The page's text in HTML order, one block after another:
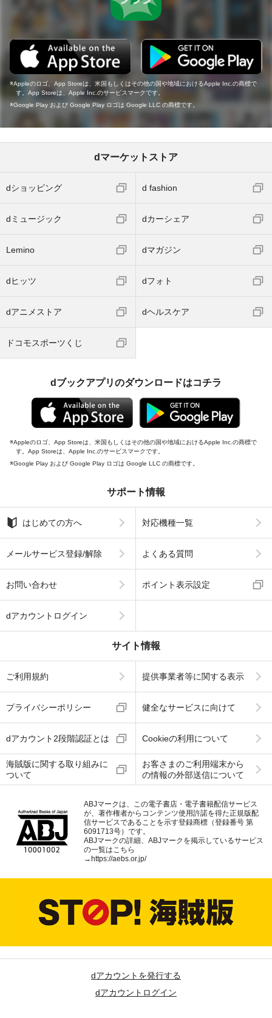
Appleのロゴ、App Storeは、米国もしくはその他の国や地域におけるApple Inc.の商標で
す。App Storeは、Apple Inc.のサービスマークです。
Google Play および Google Play ロゴは Google LLC の商標です。
dマーケットストア
dショッピング d fashion
dミュージック dカーシェア
Lemino dマガジン
dヒッツ dフォト
dアニメストア dヘルスケア
ドコモスポーツくじ
dブックアプリのダウンロードはコチラ
Appleのロゴ、App Storeは、米国もしくはその他の国や地域におけるApple Inc.の商標で
す。App Storeは、Apple Inc.のサービスマークです。
Google Play および Google Play ロゴは Google LLC の商標です。
サポート情報
はじめての方へ 対応機種一覧
メールサービス登録/解除 よくある質問
お問い合わせ ポイント表示設定
dアカウントログイン
サイト情報
ご利用規約 提供事業者等に関する表示
プライバシーポリシー 健全なサービスに向けて
dアカウント2段階認証とは Cookieの利用について
海賊版に関する取り組みに
ついて
お客さまのご利用端末から
の情報の外部送信について
ABJマークは、この電子書店・電子書籍配信サービス
が、著作権者からコンテンツ使用許諾を得た正規版配
信サービスであることを示す登録商標（登録番号 第
6091713号）です。
ABJマークの詳細、ABJマークを掲示しているサービス
の一覧はこちら
→https://aebs.or.jp/
dアカウントを発行する
dアカウントログイン